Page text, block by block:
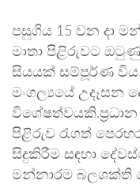
පසුගිය 15 වන දා
මාතා පිළිරුවට ඔටුණු
සියයක් සම්පූර්ණ
මංගල්‍යයේ උදෑසන
පිළිරුව රැගත්
සිදුකිරීම සඳහා
මන්නාරම බලශක්ති